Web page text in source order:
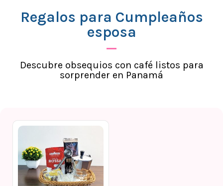
Regalos para Cumpleaños
esposa
Descubre obsequios con café listos para
sorprender en Panamá